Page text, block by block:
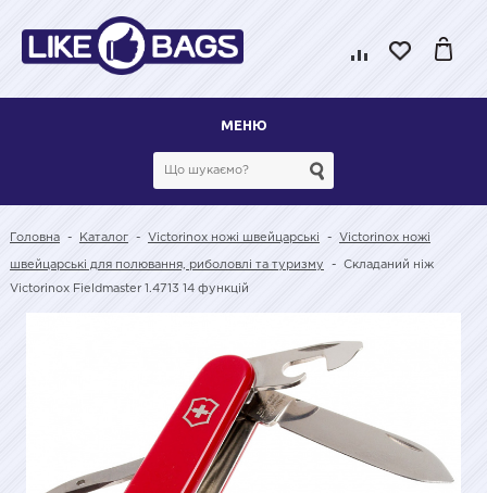
МЕНЮ
Головна - Каталог - Victorinox ножі швейцарські - Victorinox ножі
швейцарські для полювання, риболовлі та туризму - Складаний ніж
Victorinox Fieldmaster 1.4713 14 функцій